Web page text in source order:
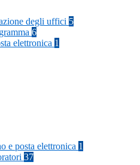
degli uffici 5
6
elettronica 1
e posta elettronica 1
37